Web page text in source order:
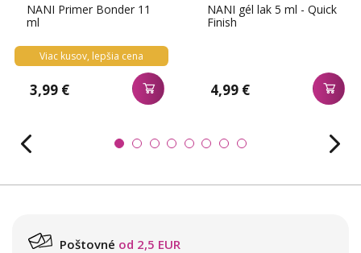
NANI Primer Bonder 11
ml
Viac kusov, lepšia cena
3,99 €
NANI gél lak 5 ml - Quick
Finish
4,99 €
Poštovné od 2,5 EUR